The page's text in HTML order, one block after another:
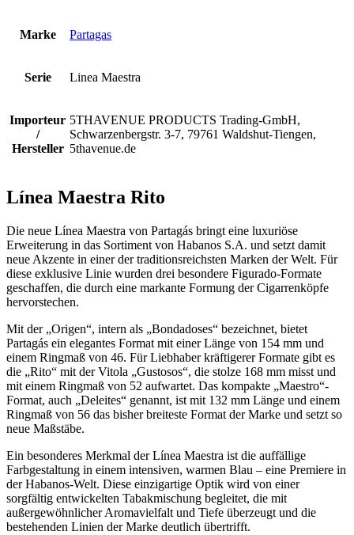
Marke Partagas
Serie Linea Maestra
Importeur
/
Hersteller
5THAVENUE PRODUCTS Trading-GmbH,
Schwarzenbergstr. 3-7, 79761 Waldshut-Tiengen,
5thavenue.de
Línea Maestra Rito
Die neue Línea Maestra von Partagás bringt eine luxuriöse
Erweiterung in das Sortiment von Habanos S.A. und setzt damit
neue Akzente in einer der traditionsreichsten Marken der Welt. Für
diese exklusive Linie wurden drei besondere Figurado-Formate
geschaffen, die durch eine markante Formung der Cigarrenköpfe
hervorstechen.
Mit der „Origen“, intern als „Bondadoses“ bezeichnet, bietet
Partagás ein elegantes Format mit einer Länge von 154 mm und
einem Ringmaß von 46. Für Liebhaber kräftigerer Formate gibt es
die „Rito“ mit der Vitola „Gustosos“, die stolze 168 mm misst und
mit einem Ringmaß von 52 aufwartet. Das kompakte „Maestro“-
Format, auch „Deleites“ genannt, ist mit 132 mm Länge und einem
Ringmaß von 56 das bisher breiteste Format der Marke und setzt so
neue Maßstäbe.
Ein besonderes Merkmal der Línea Maestra ist die auffällige
Farbgestaltung in einem intensiven, warmen Blau – eine Premiere in
der Habanos-Welt. Diese einzigartige Optik wird von einer
sorgfältig entwickelten Tabakmischung begleitet, die mit
außergewöhnlicher Aromavielfalt und Tiefe überzeugt und die
bestehenden Linien der Marke deutlich übertrifft.